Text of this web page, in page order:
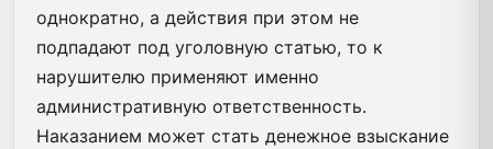
однократно, а действия при этом не
подпадают под уголовную статью, то к
нарушителю применяют именно
административную ответственность.
Наказанием может стать денежное взыскание